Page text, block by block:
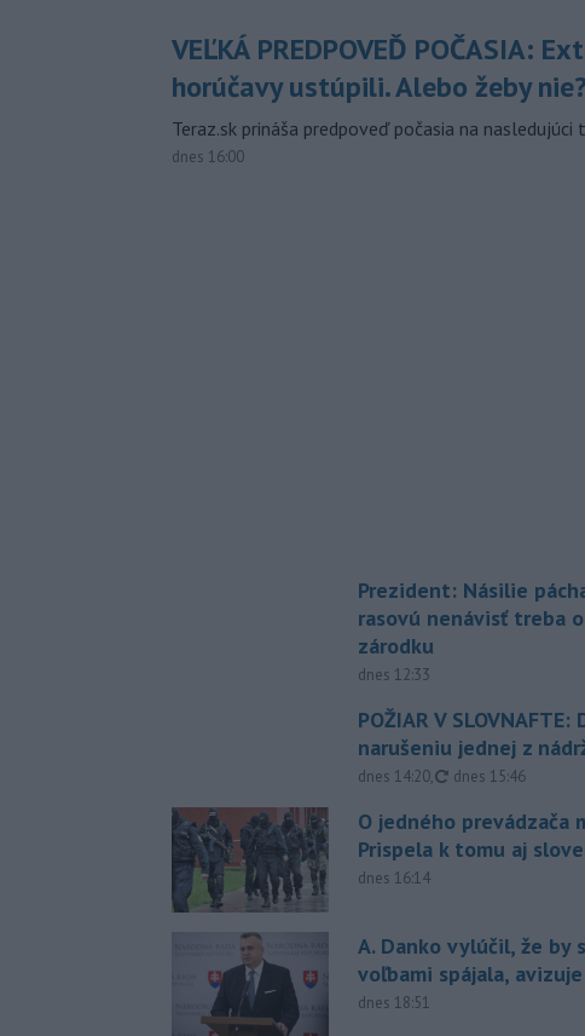
VEĽKÁ PREDPOVEĎ POČASIA:
horúčavy ustúpili. Alebo žeby nie?
Teraz.sk prináša predpoveď počasia na nasledujúci
dnes 16:00
Prezident: Násilie
rasovú nenávisť treba
zárodku
dnes 12:33
POŽIAR V SLOVNAFTE:
narušeniu jednej z
dnes 14:20, aktualizované
dnes 15:46
O jedného prevádzača
Prispela k tomu aj
dnes 16:14
A. Danko vylúčil, že by
voľbami spájala,
dnes 18:51